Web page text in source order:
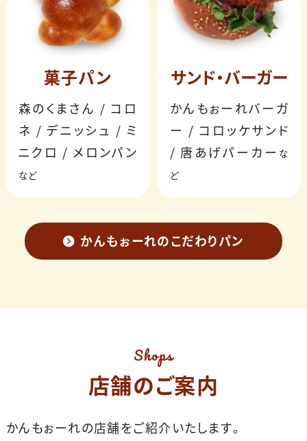
菓子パン
森のくまさん / コロ
ネ / デニッシュ / ミ
ニクロ / メロンパン
など
サンド・バーガー
かんもぉーれバーガ
ー / コロッケサンド
/ 唐あげパーカー な
ど
かんもぉーれのこだわりパン
Shops
店舗のご案内
かんもぉーれの店舗をご紹介いたします。